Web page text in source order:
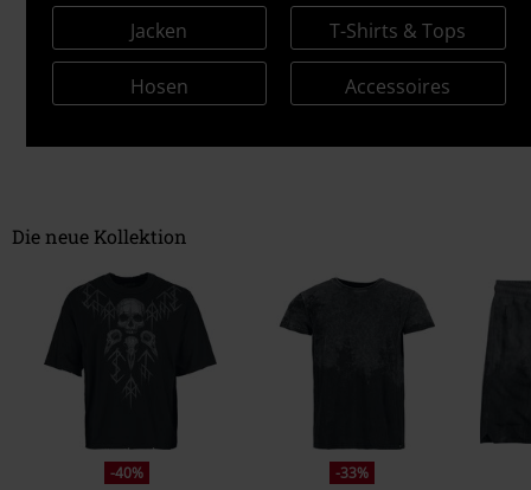
Jacken T-Shirts & Tops
Hosen Accessoires
Die neue Kollektion
-40% -33%